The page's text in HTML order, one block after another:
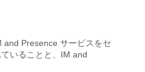
and Presence サービスをセ
いることと、 IM and